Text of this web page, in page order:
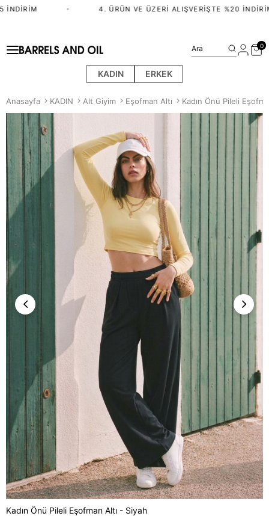
4. ÜRÜN VE ÜZERI ALIŞVERIŞTE %20 İNDIRIM
KADIN ERKEK
Ara 0
Anasayfa KADIN Alt Giyim Eşofman Altı Kadın Önü Pileli
Kadın Önü Pileli Eşofman Altı - Siyah